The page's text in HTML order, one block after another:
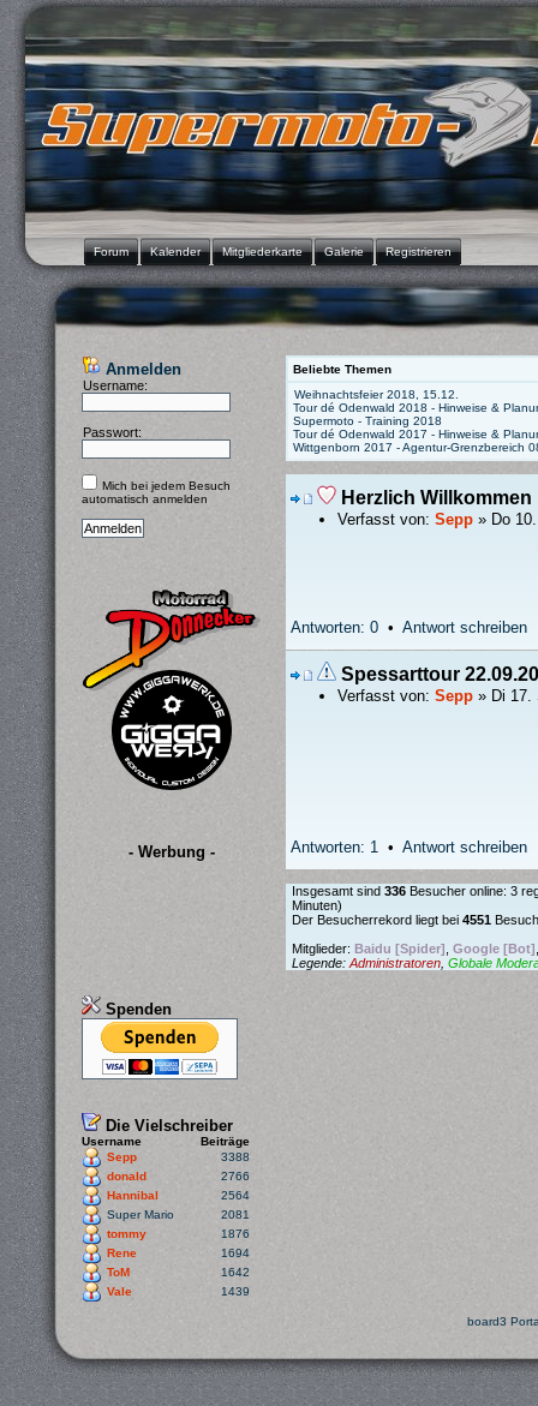
Forum Kalender Mitgliederkarte Galerie Registrieren
Anmelden
Username:
Passwort:
Mich bei jedem Besuch
automatisch anmelden
- Werbung -
Spenden
Die Vielschreiber
Username
Beiträge
Sepp
3388
donald
2766
Hannibal
2564
Super Mario
2081
tommy
1876
Rene
1694
ToM
1642
Vale
1439
Beliebte Themen
Weihnachtsfeier 2018, 15.12.
Tour dé Odenwald 2018 - Hinweise &
Supermoto - Training 2018
Tour dé Odenwald 2017 - Hinweise &
Wittgenborn 2017 - Agentur-Grenzbereich
Herzlich Willkommen
Verfasst von: Sepp » Do
Antworten: 0 • Antwort schreiben
Spessarttour
Verfasst von: Sepp » Di 17.
Antworten: 1 • Antwort schreiben
Insgesamt sind 336 Besucher online: 3
Minuten)
Der Besucherrekord liegt bei 4551
Mitglieder: Baidu [Spider] Google [Bot]
Legende: Administratoren Globale
board3